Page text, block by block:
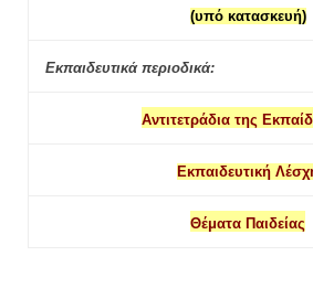
(υπό κατασκευή)
Εκπαιδευτικά περιοδικά:
Αντιτετράδια της
Εκπαιδευτική
Θέματα Παιδείας